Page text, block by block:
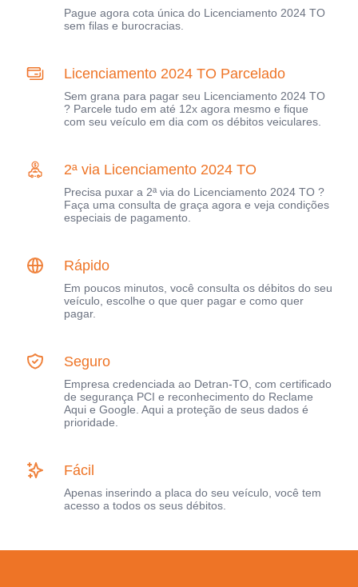
Pague agora cota única do Licenciamento 2024 TO
sem filas e burocracias.
Licenciamento 2024 TO Parcelado
Sem grana para pagar seu Licenciamento 2024 TO
? Parcele tudo em até 12x agora mesmo e fique
com seu veículo em dia com os débitos veiculares.
2ª via Licenciamento 2024 TO
Precisa puxar a 2ª via do Licenciamento 2024 TO ?
Faça uma consulta de graça agora e veja condições
especiais de pagamento.
Rápido
Em poucos minutos, você consulta os débitos do seu
veículo, escolhe o que quer pagar e como quer
pagar.
Seguro
Empresa credenciada ao Detran-TO, com certificado
de segurança PCI e reconhecimento do Reclame
Aqui e Google. Aqui a proteção de seus dados é
prioridade.
Fácil
Apenas inserindo a placa do seu veículo, você tem
acesso a todos os seus débitos.